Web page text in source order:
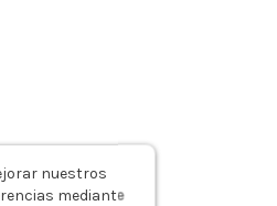
nuestros
mediante